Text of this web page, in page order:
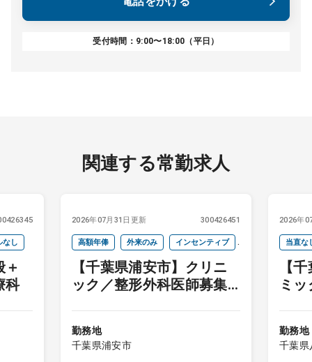
受付時間：9:00〜18:00（平日）
関連する常勤求人
なし
科
2026年07月31日更新 300426451
高額年俸 外来のみ インセンティブ
当直なし 院長クラス 週4以下
オンコールなし
【千葉県浦安市】クリニ
ック／整形外科医師募集
勤務地
千葉県浦安市
2026年
当直な
【
ミ
勤務地
千葉県